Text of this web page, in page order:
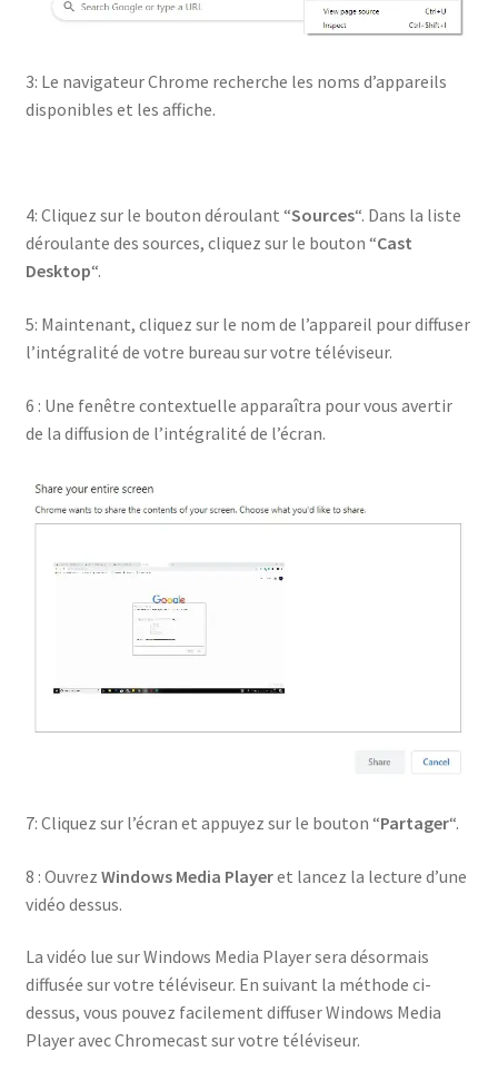
3: Le navigateur Chrome recherche les noms d’appareils
disponibles et les affiche.
4: Cliquez sur le bouton déroulant “Sources“. Dans la liste
déroulante des sources, cliquez sur le bouton “Cast
Desktop“.
5: Maintenant, cliquez sur le nom de l’appareil pour diffuser
l’intégralité de votre bureau sur votre téléviseur.
6 : Une fenêtre contextuelle apparaîtra pour vous avertir
de la diffusion de l’intégralité de l’écran.
7: Cliquez sur l’écran et appuyez sur le bouton “Partager“.
8 : Ouvrez Windows Media Playeret lancez la lecture d’une
vidéo dessus.
La vidéo lue sur Windows Media Player sera désormais
diffusée sur votre téléviseur. En suivant la méthode ci-
dessus, vous pouvez facilement diffuser Windows Media
Player avec Chromecast sur votre téléviseur.